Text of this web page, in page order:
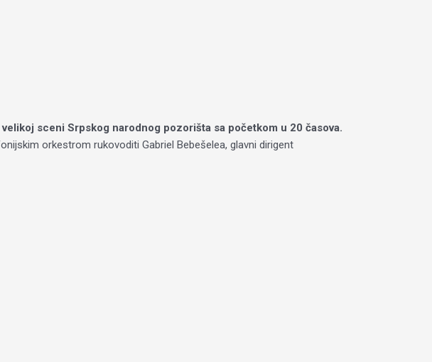
sceni Srpskog narodnog pozorišta sa početkom u 20 časova.
orkestrom rukovoditi Gabriel Bebešelea, glavni dirigent